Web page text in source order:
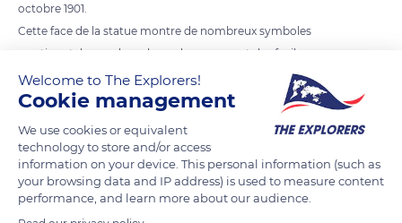
octobre 1901.
Cette face de la statue montre de nombreux symboles
martiaux tels que des sabres, des canons et des fusils.
READ MORE TRANSLATE
Welcome to The Explorers!
Cookie management
We use cookies or equivalent
technology to store and/or access
information on your device. This personal information (such as
your browsing data and IP address) is used to measure content
performance, and learn more about our audience.